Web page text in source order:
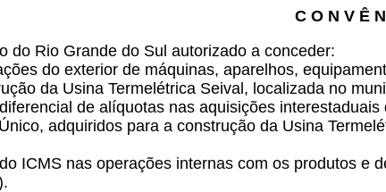
C O N V Ê
do Rio Grande do Sul autorizado a conceder:
do exterior de máquinas, aparelhos,
da Usina Termelétrica Seival, localizada no
de alíquotas nas aquisições
adquiridos para a construção da Usina
ICMS nas operações internas com os produtos